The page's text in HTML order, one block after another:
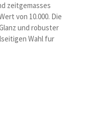
zeitgemasses
von 10.000. Die
und robuster
Wahl fur